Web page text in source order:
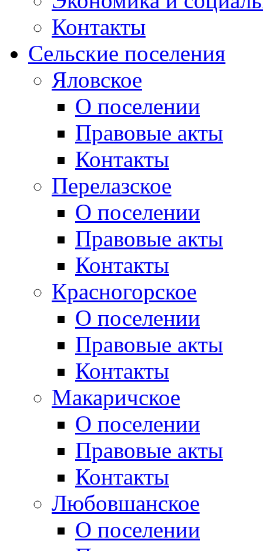
Контакты
Сельские поселения
Яловское
О поселении
Правовые акты
Контакты
Перелазское
О поселении
Правовые акты
Контакты
Красногорское
О поселении
Правовые акты
Контакты
Макаричское
О поселении
Правовые акты
Контакты
Любовшанское
О поселении